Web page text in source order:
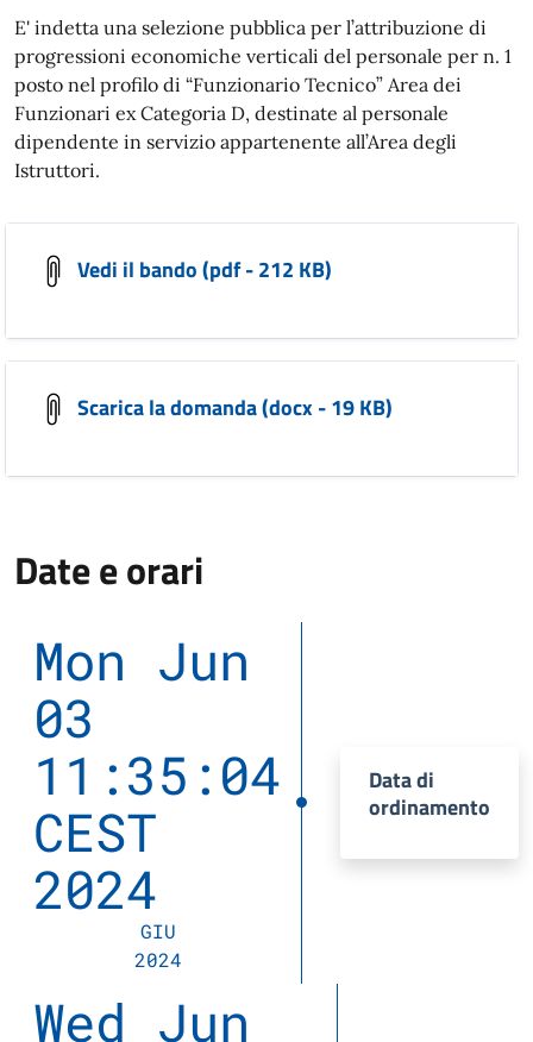
E' indetta una selezione pubblica per l’attribuzione di
progressioni economiche verticali del personale per n. 1
posto nel profilo di “Funzionario Tecnico” Area dei
Funzionari ex Categoria D, destinate al personale
dipendente in servizio appartenente all’Area degli
Istruttori.
Vedi il bando (pdf - 212 KB)
Scarica la domanda (docx - 19 KB)
Date e orari
Mon Jun
03
11:35:04
CEST
2024
GIU
2024
Data di
ordinamento
Wed Jun